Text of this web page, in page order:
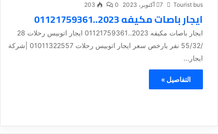
Tourist bus 7 أكتوبر، 2023 0
203
ايجار باصات مكيفه 2023..01121759361
ايجار باصات مكيفه 2023..01121759361 ايجار اتوبيس رحلات 28
/55/32 نفر بارخص سعر ايجار اتوبيس رحلات 01011322557 |شركة
ايجار...
التفاصيل »